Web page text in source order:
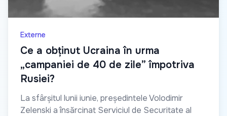
Externe
Ce a obținut Ucraina în urma
„campaniei de 40 de zile” împotriva
Rusiei?
La sfârșitul lunii iunie, președintele Volodimir
Zelenski a însărcinat Serviciul de Securitate al